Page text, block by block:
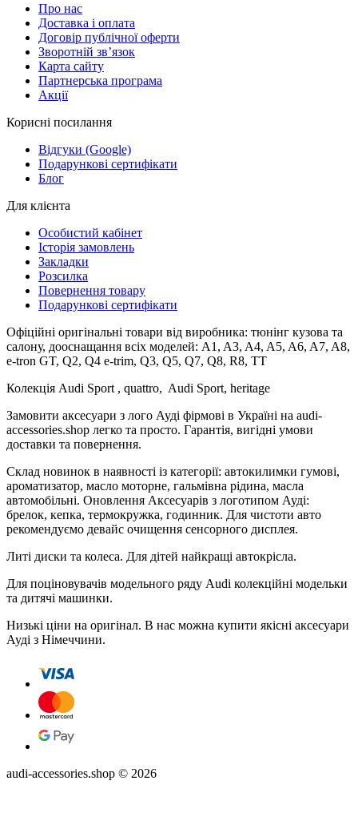
Про нас
Доставка і оплата
Договір публічної оферти
Зворотній зв’язок
Карта сайту
Партнерська програма
Акції
Корисні посилання
Відгуки (Google)
Подарункові сертифікати
Блог
Для клієнта
Особистий кабінет
Історія замовлень
Закладки
Розсилка
Повернення товару
Подарункові сертифікати
Офіційні оригінальні товари від виробника: тюнінг кузова та
салону, дооснащання всіх моделей: A1, A3, A4, A5, A6, A7, A8,
e-tron GT, Q2, Q4 e-trim, Q3, Q5, Q7, Q8, R8, TT
Колекція Audi Sport , quattro, Audi Sport, heritage
Замовити аксесуари з лого Ауді фірмові в Україні на audi-
accessories.shop легко та просто. Гарантія, вигідні умови
доставки та повернення.
Склад новинок в наявності із категорії: автокилимки гумові,
ароматизатор, масло моторне, гальмівна рідина, масла
автомобільні. Оновлення Аксесуарів з логотипом Ауді:
брелок, кепка, термокружка, годинник. Для чистоти авто
рекомендуємо девайс очищення сенсорного дисплея.
Литі диски та колеса. Для дітей найкращі автокрісла.
Для поціновувачів модельного ряду Audi колекційні модельки
та дитячі машинки.
Низькі ціни на оригінал. В нас можна купити якісні аксесуари
Ауді з Німеччини.
audi-accessories.shop © 2026